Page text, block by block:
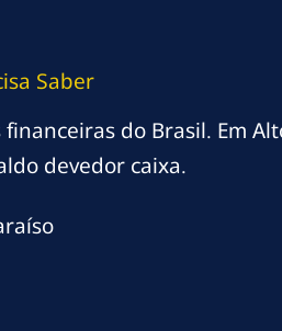
Saber
do Brasil. Em
devedor caixa.